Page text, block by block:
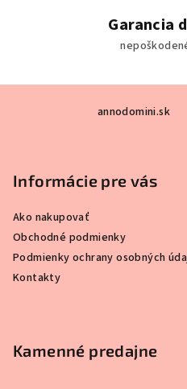
Garancia
annodomini.sk
Informácie pre vás
Ako nakupovať
Obchodné podmienky
Podmienky ochrany osobných
Kontakty
Kamenné predajne